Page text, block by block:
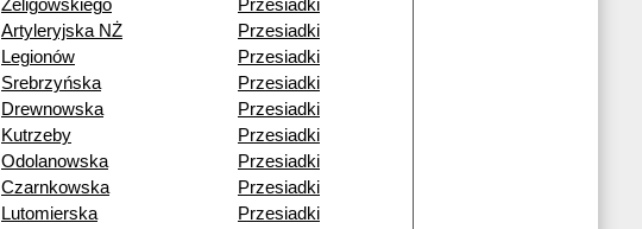
Żeligowskiego
Przesiadki
Artyleryjska NŻ
Przesiadki
Legionów
Przesiadki
Srebrzyńska
Przesiadki
Drewnowska
Przesiadki
Kutrzeby
Przesiadki
Odolanowska
Przesiadki
Czarnkowska
Przesiadki
Lutomierska
Przesiadki